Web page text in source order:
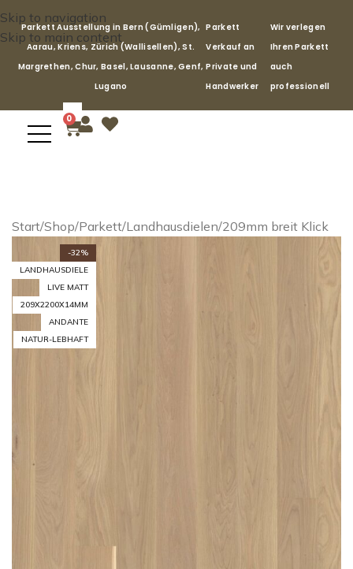
Skip to navigation
Skip to main content
Parkett Ausstellung in Bern (Gümligen),
Aarau, Kriens, Zürich (Wallisellen), St.
Margrethen, Chur, Basel, Lausanne, Genf,
Lugano
Parkett
Verkauf an
Private und
Handwerker
Wir verlegen
Ihren Parkett
auch
professionell
0
Start/Shop/Parkett/Landhausdielen/209mm breit Klick
-32%
LANDHAUSDIELE
LIVE MATT
209X2200X14MM
ANDANTE
NATUR-LEBHAFT